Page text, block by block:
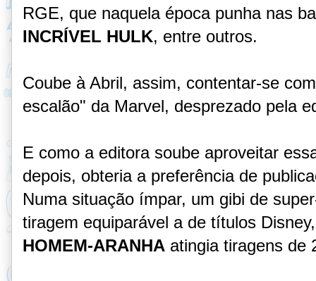
RGE, que naquela época punha nas
INCRÍVEL HULK, entre outros.
Coube à Abril, assim, contentar-se
escalão" da Marvel, desprezado pela
E como a editora soube aproveitar
depois, obteria a preferência de
Numa situação ímpar, um gibi de
tiragem equiparável a de títulos
HOMEM-ARANHA atingia tiragens de